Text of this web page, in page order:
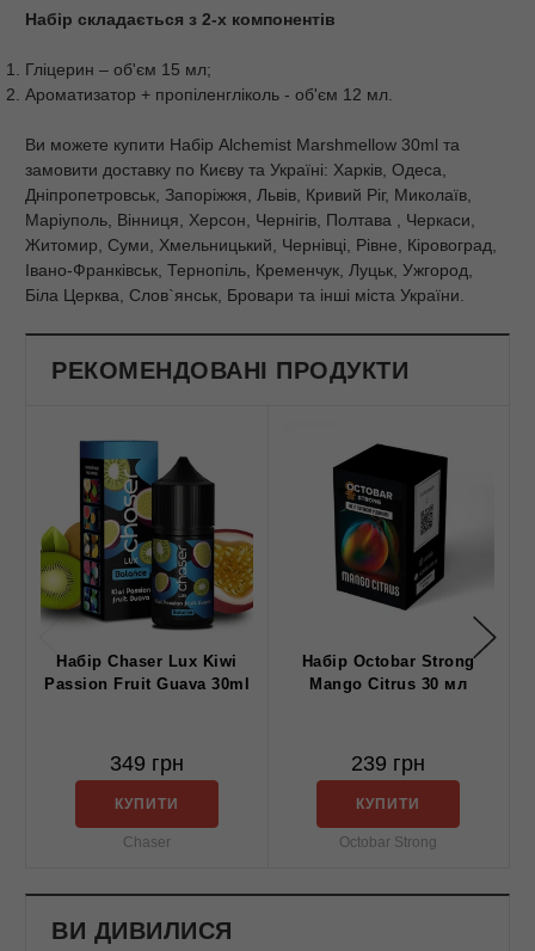
Набір складається з 2-х компонентів
Гліцерин – об'єм 15 мл;
Ароматизатор + пропіленгліколь - об'єм 12 мл.
Ви можете купити Набір Alchemist Marshmellow 30ml та
замовити доставку по Києву та Україні: Харків, Одеса,
Дніпропетровськ, Запоріжжя, Львів, Кривий Ріг, Миколаїв,
Маріуполь, Вінниця, Херсон, Чернігів, Полтава , Черкаси,
Житомир, Суми, Хмельницький, Чернівці, Рівне, Кіровоград,
Івано-Франківськ, Тернопіль, Кременчук, Луцьк, Ужгород,
Біла Церква, Слов`янськ, Бровари та інші міста України.
РЕКОМЕНДОВАНІ ПРОДУКТИ
Набір Chaser Lux Kiwi
Passion Fruit Guava 30ml
349 грн
КУПИТИ
Chaser
Набір Octobar Strong
Mango Citrus 30 мл
239 грн
КУПИТИ
Octobar Strong
ВИ ДИВИЛИСЯ